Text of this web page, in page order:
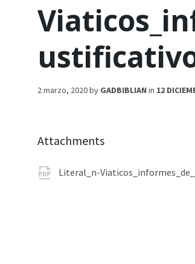
2 marzo, 2020by GADBIBLIAN in 12
Attachments
Literal_n-